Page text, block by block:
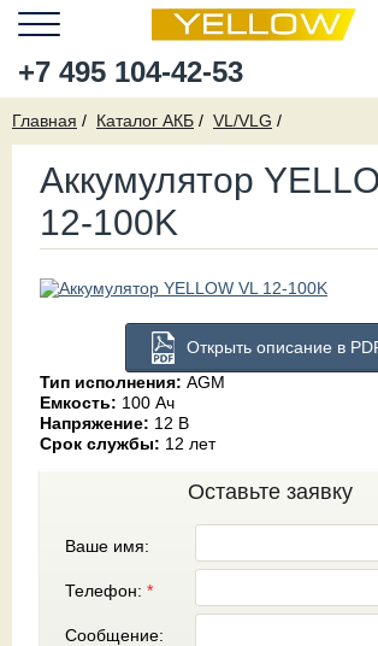
+7 495 104-42-53
Главная Каталог АКБ VL/VLG
Аккумулятор
12-100K
Открыть описание в
Тип исполнения: AGM
Емкость: 100 Ач
Напряжение: 12 В
Срок службы: 12 лет
Оставьте заявку
Ваше имя:
Телефон: *
Сообщение: